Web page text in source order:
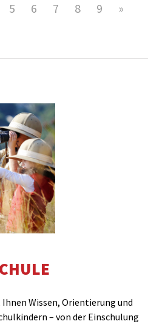
5 6 7 8 9 »
Ihnen Wissen, Orientierung und
– von der Einschulung